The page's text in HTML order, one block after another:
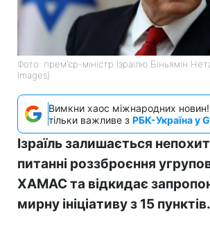
Фото: прем'єр-міністр Ізраїлю Біньямін
Images)
Вимкни хаос міжнародних
тільки важливе з РБК-Україна у
Ізраїль залишається
питанні роззброєння
ХАМАС та відкидає
мирну ініціативу з 15 пунктів.